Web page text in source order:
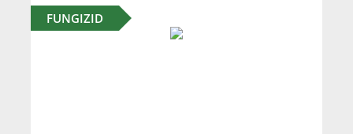
FUNGIZID